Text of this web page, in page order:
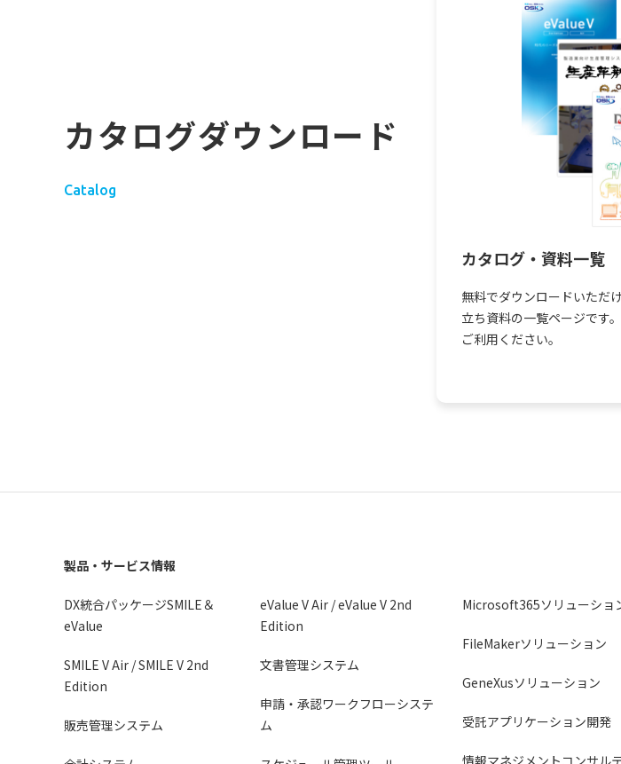
カタログダウンロード
Catalog
カタログ・資料一覧
無料でダウンロードいただ
立ち資料の一覧ページです
ご利用ください。
製品・サービス情報
DX統合パッケージSMILE＆
eValue
SMILE V Air / SMILE V 2nd
Edition
販売管理システム
eValue V Air / eValue V 2nd
Edition
文書管理システム
申請・承認ワークフローシステ
ム
Microsoft365ソリューショ
FileMakerソリューション
GeneXusソリューション
受託アプリケーション開発
情報マネジメントコンサル